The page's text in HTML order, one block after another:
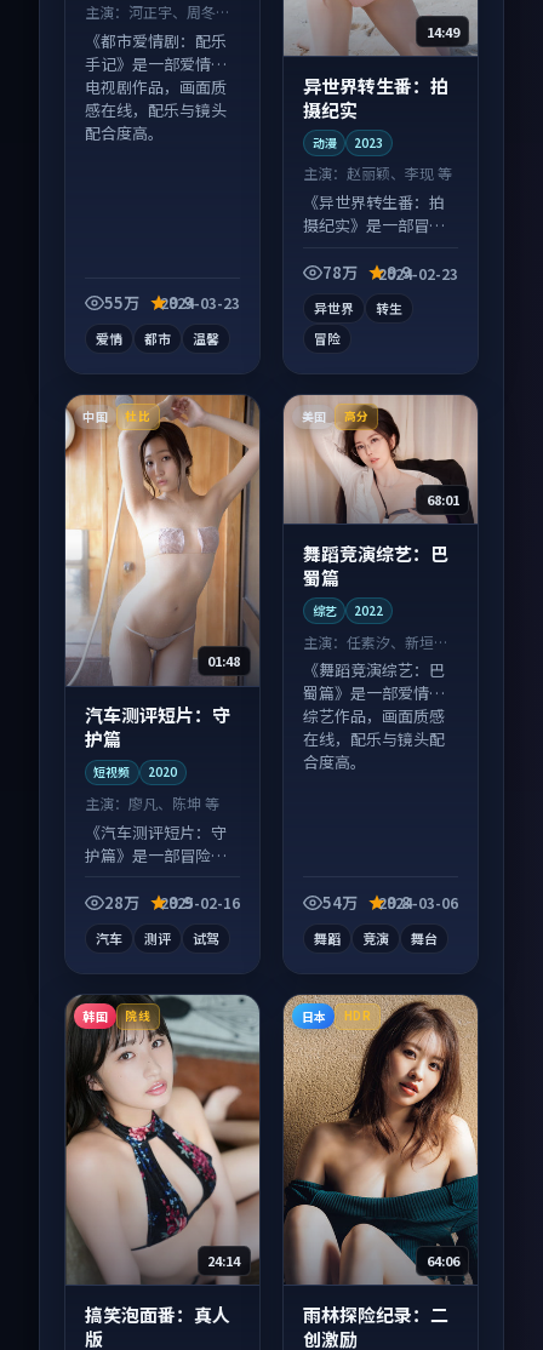
主演： 河正宇、周冬雨
等
《都市爱情剧：配乐
手记》是一部爱情向
电视剧作品，画面质
感在线，配乐与镜头
配合度高。
55万 9.9
2024-03-23
爱情 都市 温馨
14:49
异世界转生番：拍
摄纪实
动漫 2023
主演： 赵丽颖、李现 等
《异世界转生番：拍
摄纪实》是一部冒险
系层层推进，尾声常
78万 9.9
2024-02-23
异世界
转生
冒险
中国 杜比
01:48
汽车测评短片：守
护篇
短视频 2020
主演： 廖凡、陈坤 等
《汽车测评短片：守
护篇》是一部冒险向
系层层推进，尾声常
28万 9.9
2025-02-16
汽车 测评 试驾
美国 高分
68:01
舞蹈竞演综艺：巴
蜀篇
综艺 2022
主演：任素汐、新垣结
衣 等
《舞蹈竞演综艺：巴
蜀篇》是一部爱情向
综艺作品，画面质感
在线，配乐与镜头配
合度高。
54万 9.8
2024-03-06
舞蹈 竞演 舞台
韩国 院线
24:14
搞笑泡面番：真人
版
日本 HDR
64:06
雨林探险纪录：二
创激励